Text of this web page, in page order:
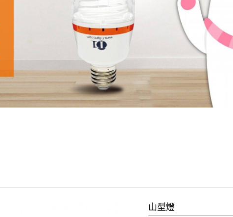
大學運動場及校區燈光設計，元照得標了！
現公益SDGs的企業價值，10/23週日下午1點三立台灣
造明亮小窩的最佳關鍵!T1照明科技不僅照亮家園，更照顧
山型燈